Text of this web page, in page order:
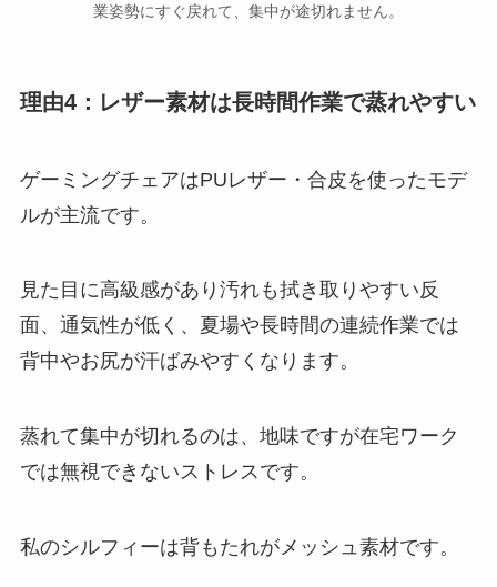
業姿勢にすぐ戻れて、集中が途切れません。
理由4：レザー素材は長時間作業で蒸れやすい
ゲーミングチェアはPUレザー・合皮を使ったモデ
ルが主流です。
見た目に高級感があり汚れも拭き取りやすい反
面、通気性が低く、夏場や長時間の連続作業では
背中やお尻が汗ばみやすくなります。
蒸れて集中が切れるのは、地味ですが在宅ワーク
では無視できないストレスです。
私のシルフィーは背もたれがメッシュ素材です。